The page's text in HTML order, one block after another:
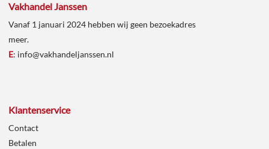
Vakhandel Janssen
Vanaf 1 januari 2024 hebben wij geen bezoekadres
meer.
E: info@vakhandeljanssen.nl
Klantenservice
Contact
Betalen